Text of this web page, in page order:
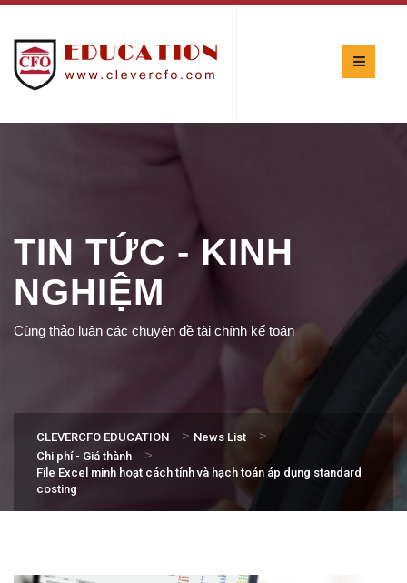
TIN TỨC - KINH
NGHIỆM
Cùng thảo luận các chuyên đề tài chính kế toán
CLEVERCFO EDUCATION > News List >
Chi phí - Giá thành >
File Excel minh hoạt cách tính và hạch toán áp dụng standard
costing